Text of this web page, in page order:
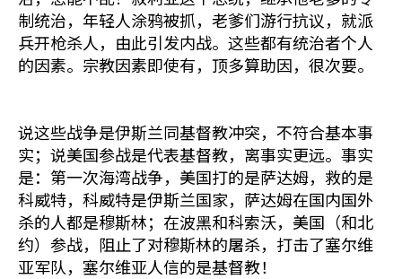
制统治，年轻人涂鸦被抓，老爹们游行抗议，就派
兵开枪杀人，由此引发内战。这些都有统治者个人
的因素。宗教因素即使有，顶多算助因，很次要。
说这些战争是伊斯兰同基督教冲突，不符合基本事
实；说美国参战是代表基督教，离事实更远。事实
是：第一次海湾战争，美国打的是萨达姆，救的是
科威特，科威特是伊斯兰国家，萨达姆在国内国外
杀的人都是穆斯林；在波黑和科索沃，美国（和北
约）参战，阻止了对穆斯林的屠杀，打击了塞尔维
亚军队，塞尔维亚人信的是基督教！